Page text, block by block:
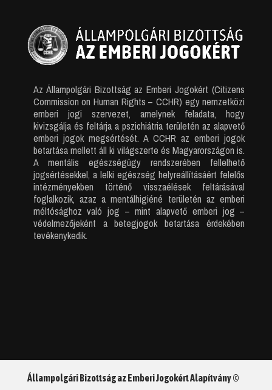
Az Állampolgári Bizottság az Emberi Jogokért (Citizens
Commission on Human Rights – CCHR) egy nemzetközi
emberi jogi szervezet, amelynek feladata, hogy
kivizsgálja és feltárja a pszichiátria területén az alapvető
emberi jogok megsértését. A CCHR az emberi jogok
betartása mellett áll ki világszerte és Magyarországon is.
A mentális egészségügy rendszerében fellelhető
jogsértésekkel, a lelki egészség helyreállításáért felelős
intézményekben történő visszaélések feltárásával
foglalkozik, azaz a mentálhigiéné területén az emberi
méltósághoz való jog – mint alapvető emberi jog –
védelmezőjeként a betegjogok betartása érdekében
tevékenykedik.
Állampolgári Bizottság az Emberi Jogokért Alapítvány ©